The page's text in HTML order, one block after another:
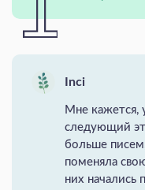
Inci
Мне кажется,
следующий
больше
поменяла
них начались